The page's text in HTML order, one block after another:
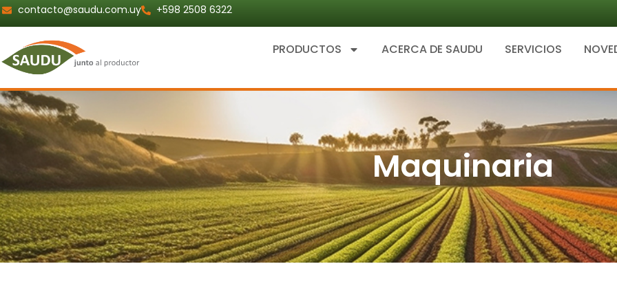
Ir
al
contenido
contacto@saudu.com.uy +598 2508 6322
PRODUCTOS ACERCA DE SAUDU SERVICIOS
Maquinaria